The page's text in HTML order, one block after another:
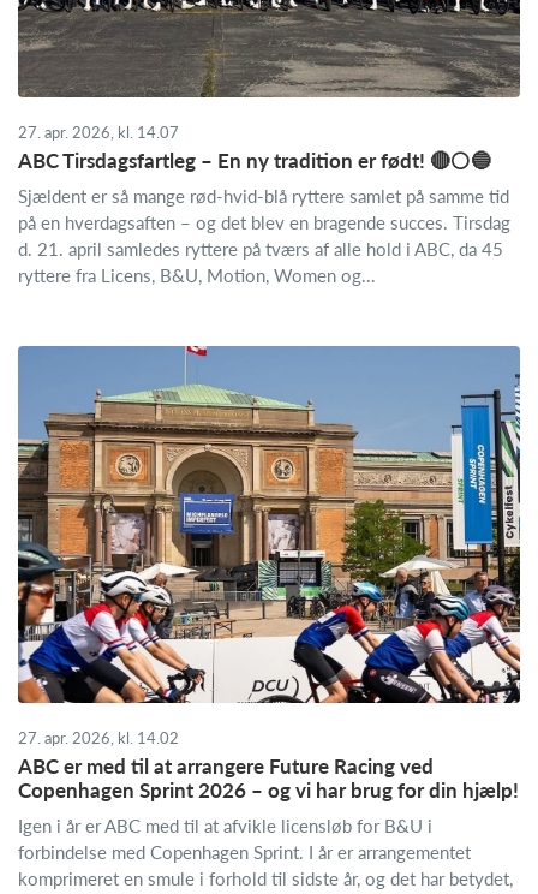
27. apr. 2026, kl. 14.07
ABC Tirsdagsfartleg – En ny tradition er født! 🔴⚪🔵
Sjældent er så mange rød-hvid-blå ryttere samlet på samme tid
på en hverdagsaften – og det blev en bragende succes. Tirsdag
d. 21. april samledes ryttere på tværs af alle hold i ABC, da 45
ryttere fra Licens, B&U, Motion, Women og...
27. apr. 2026, kl. 14.02
ABC er med til at arrangere Future Racing ved
Copenhagen Sprint 2026 – og vi har brug for din hjælp!
Igen i år er ABC med til at afvikle licensløb for B&U i
forbindelse med Copenhagen Sprint. I år er arrangementet
komprimeret en smule i forhold til sidste år, og det har betydet,